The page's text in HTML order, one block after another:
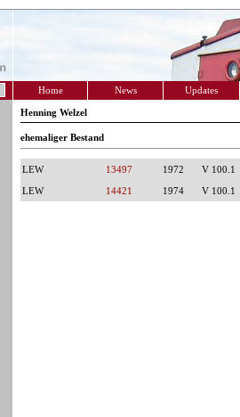
Home News Updates
Henning Welzel
ehemaliger Bestand
LEW 13497 1972
V 100.1
LEW
14421 1974 V 100.1